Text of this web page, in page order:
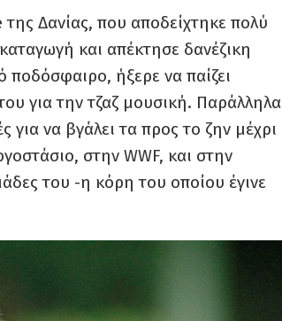
Δανίας, που αποδείχτηκε πολύ
και απέκτησε δανέζικη
ήξερε να παίζει
για την τζαζ μουσική. Παράλληλα
για να βγάλει τα προς το ζην μέχρι
στην WWF, και στην
του -η κόρη του οποίου έγινε